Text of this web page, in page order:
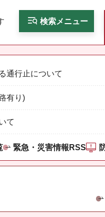
検索メニュー
通行止について
有り)
て
緊急・災害情報RSS